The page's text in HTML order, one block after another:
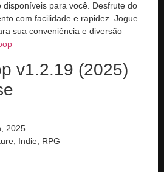
disponíveis para você. Desfrute do
com facilidade e rapidez. Jogue
sua conveniência e diversão
v1.2.19 (2025)
2025
Indie, RPG